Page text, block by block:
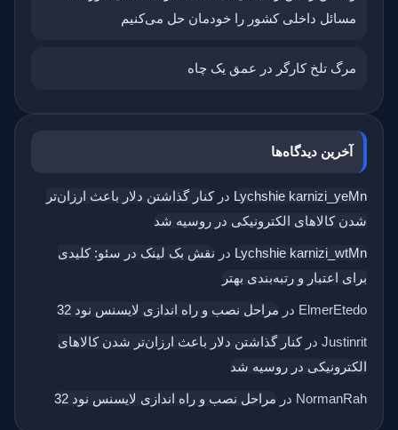
مسائل داخلی کشور را خودمان حل می‌کنیم
مرگ تلخ کارگر در عمق یک چاه
آخرین دیدگاه‌ها
Lychshie karnizi_yeMn درکنار گذاشتن دلار باعث ارزان‌تر
شدن کالاهای الکترونیکی در روسیه شد
Lychshie karnizi_wtMn در نقش بک‌ لینک در سئو: کلیدی
برای اعتبار و رتبه‌بندی بهتر
ElmerEtedo در مراحل نصب و راه اندازی لایسنس نود 32
Justinrit درکنار گذاشتن دلار باعث ارزان‌تر شدن کالاهای
الکترونیکی در روسیه شد
NormanRah در مراحل نصب و راه اندازی لایسنس نود 32